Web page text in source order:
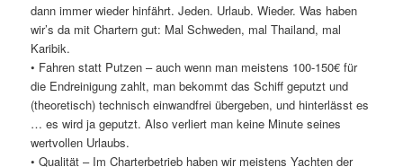
dann immer wieder hinfährt. Jeden. Urlaub. Wieder. Was haben
wir’s da mit Chartern gut: Mal Schweden, mal Thailand, mal
Karibik.
• Fahren statt Putzen – auch wenn man meistens 100-150€ für
die Endreinigung zahlt, man bekommt das Schiff geputzt und
(theoretisch) technisch einwandfrei übergeben, und hinterlässt es
… es wird ja geputzt. Also verliert man keine Minute seines
wertvollen Urlaubs.
• Qualität – Im Charterbetrieb haben wir meistens Yachten der